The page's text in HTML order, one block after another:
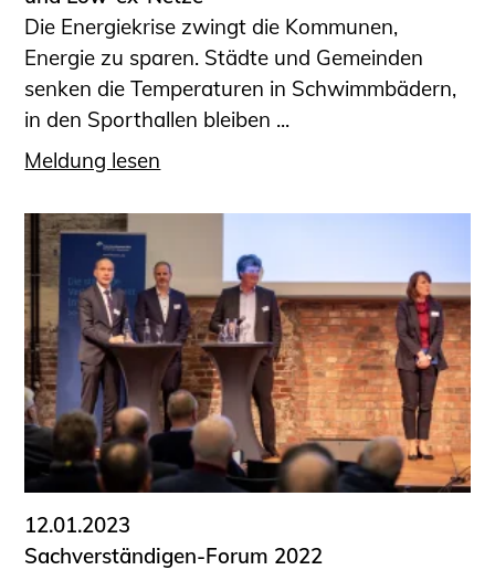
Die Energiekrise zwingt die Kommunen,
Energie zu sparen. Städte und Gemeinden
senken die Temperaturen in Schwimmbädern,
in den Sporthallen bleiben ...
Meldung lesen
12.01.2023
Sachverständigen-Forum 2022